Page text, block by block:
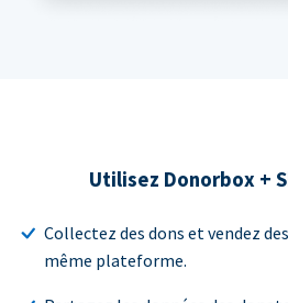
Utilisez Donorbox +
Collectez des dons et vendez
même plateforme.